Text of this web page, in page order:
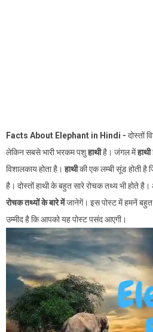
Facts About Elephant in Hindi - दोस्तों
लेकिन सबसे भारी भरकम पशुहाथीहै। जंगल मेंहाथी
विशालकाय होता है।हाथीकी एक लम्बी सूंड होती है
है। दोस्तों हाथी के बहुत सारे रोचक तथ्य भी होते
रोचक तथ्यों के बारे मेंजानेगें। इस पोस्ट में हमनें
उम्मीद है कि आपको यह पोस्ट पसंद आएगी।